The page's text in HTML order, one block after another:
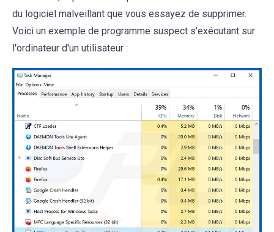
du logiciel malveillant que vous essayez de supprimer.
Voici un exemple de programme suspect s'exécutant sur
l'ordinateur d'un utilisateur :